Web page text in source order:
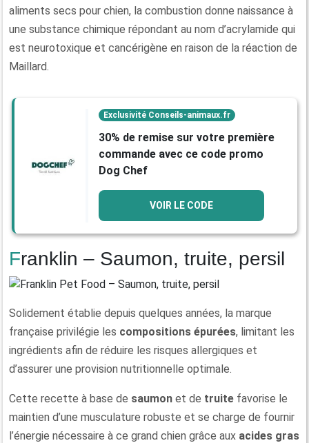
aliments secs pour chien, la combustion donne naissance à
une substance chimique répondant au nom d’acrylamide qui
est neurotoxique et cancérigène en raison de la réaction de
Maillard.
Exclusivité Conseils-animaux.fr
30% de remise sur votre première
commande avec ce code promo
Dog Chef
VOIR LE CODE
Franklin – Saumon, truite, persil
Solidement établie depuis quelques années, la marque
française privilégie les compositions épurées, limitant les
ingrédients afin de réduire les risques allergiques et
d’assurer une provision nutritionnelle optimale.
Cette recette à base de saumon et de truite favorise le
maintien d’une musculature robuste et se charge de fournir
l’énergie nécessaire à ce grand chien grâce aux acides gras